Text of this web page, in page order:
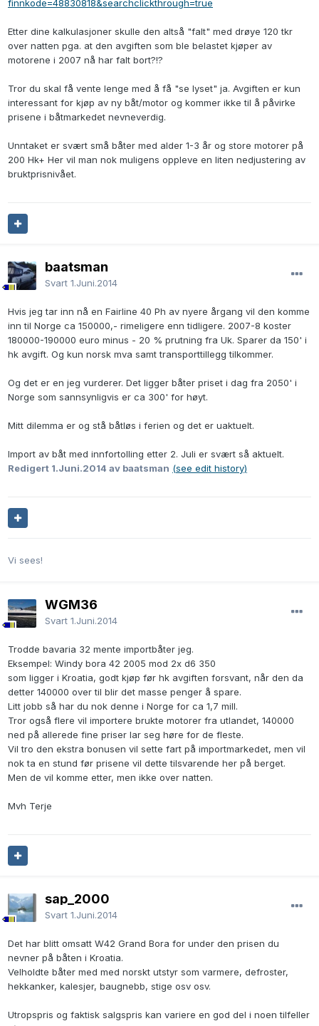
finnkode=48830818&searchclickthrough=true
Etter dine kalkulasjoner skulle den altså "falt" med drøye 120 tkr
over natten pga. at den avgiften som ble belastet kjøper av
motorene i 2007 nå har falt bort?!?
Tror du skal få vente lenge med å få "se lyset" ja. Avgiften er kun
interessant for kjøp av ny båt/motor og kommer ikke til å påvirke
prisene i båtmarkedet nevneverdig.
Unntaket er svært små båter med alder 1-3 år og store motorer på
200 Hk+ Her vil man nok muligens oppleve en liten nedjustering av
bruktprisnivået.
baatsman
Svart 1.Juni.2014
Hvis jeg tar inn nå en Fairline 40 Ph av nyere årgang vil den komme
inn til Norge ca 150000,- rimeligere enn tidligere. 2007-8 koster
180000-190000 euro minus - 20 % prutning fra Uk. Sparer da 150' i
hk avgift. Og kun norsk mva samt transporttillegg tilkommer.
Og det er en jeg vurderer. Det ligger båter priset i dag fra 2050' i
Norge som sannsynligvis er ca 300' for høyt.
Mitt dilemma er og stå båtløs i ferien og det er uaktuelt.
Import av båt med innfortolling etter 2. Juli er svært så aktuelt.
Redigert 1.Juni.2014 av baatsman (see edit history)
Vi sees!
WGM36
Svart 1.Juni.2014
Trodde bavaria 32 mente importbåter jeg.
Eksempel: Windy bora 42 2005 mod 2x d6 350
som ligger i Kroatia, godt kjøp før hk avgiften forsvant, når den da
detter 140000 over til blir det masse penger å spare.
Litt jobb så har du nok denne i Norge for ca 1,7 mill.
Tror også flere vil importere brukte motorer fra utlandet, 140000
ned på allerede fine priser lar seg høre for de fleste.
Vil tro den ekstra bonusen vil sette fart på importmarkedet, men vil
nok ta en stund før prisene vil dette tilsvarende her på berget.
Men de vil komme etter, men ikke over natten.
Mvh Terje
sap_2000
Svart 1.Juni.2014
Det har blitt omsatt W42 Grand Bora for under den prisen du
nevner på båten i Kroatia.
Velholdte båter med med norskt utstyr som varmere, defroster,
hekkanker, kalesjer, baugnebb, stige osv osv.
Utropspris og faktisk salgspris kan variere en god del i noen tilfeller